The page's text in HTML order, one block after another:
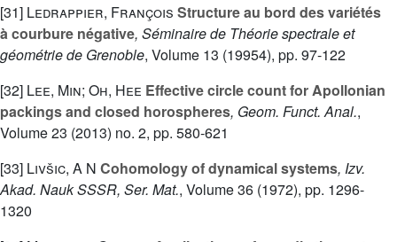
[31] Ledrappier, François Structure au bord des variétés
à courbure négative, Séminaire de Théorie spectrale et
géométrie de Grenoble, Volume 13 (19954), pp. 97-122
[32] Lee, Min; Oh, Hee Effective circle count for Apollonian
packings and closed horospheres, Geom. Funct. Anal.,
Volume 23 (2013) no. 2, pp. 580-621
[33] Livšic, A N Cohomology of dynamical systems, Izv.
Akad. Nauk SSSR, Ser. Mat., Volume 36 (1972), pp. 1296-
1320